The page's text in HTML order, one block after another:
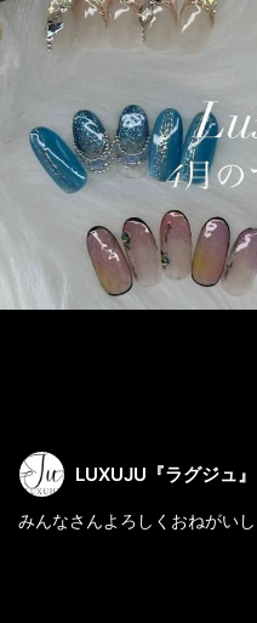
LUXUJU『ラグジュ』
みんなさんよろしくおねがい